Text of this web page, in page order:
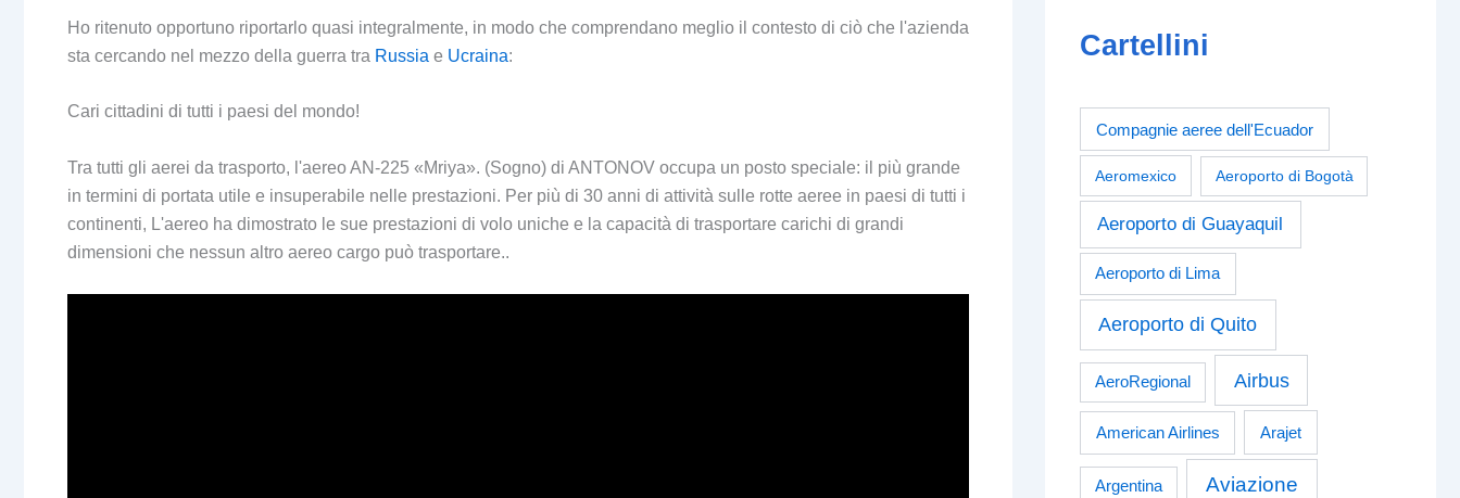
Ho ritenuto opportuno riportarlo quasi integralmente, in modo che comprendano meglio il contesto di ciò che l'azienda
sta cercando nel mezzo della guerra tra Russia e Ucraina:
Cari cittadini di tutti i paesi del mondo!
Tra tutti gli aerei da trasporto, l'aereo AN-225 «Mriya». (Sogno) di ANTONOV occupa un posto speciale: il più grande
in termini di portata utile e insuperabile nelle prestazioni. Per più di 30 anni di attività sulle rotte aeree in paesi di tutti i
continenti, L'aereo ha dimostrato le sue prestazioni di volo uniche e la capacità di trasportare carichi di grandi
dimensioni che nessun altro aereo cargo può trasportare..
Cartellini
Compagnie aeree dell'Ecuador
Aeromexico Aeroporto di Bogotà
Aeroporto di Guayaquil
Aeroporto di Lima
Aeroporto di Quito
AeroRegional Airbus
American Airlines Arajet
Argentina Aviazione